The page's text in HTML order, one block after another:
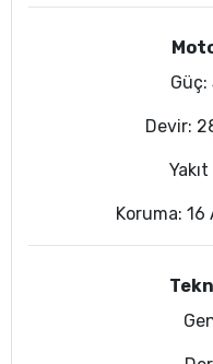
Güç:
Devir:
Koruma: